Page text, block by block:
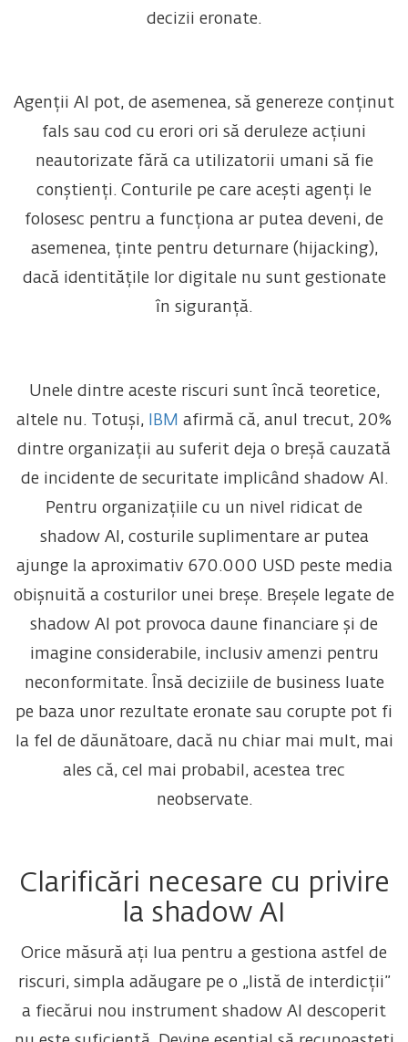
decizii eronate.
Agenții AI pot, de asemenea, să genereze conținut
fals sau cod cu erori ori să deruleze acțiuni
neautorizate fără ca utilizatorii umani să fie
conștienți. Conturile pe care acești agenți le
folosesc pentru a funcționa ar putea deveni, de
asemenea, ținte pentru deturnare (hijacking),
dacă identitățile lor digitale nu sunt gestionate
în siguranță.
Unele dintre aceste riscuri sunt încă teoretice,
altele nu. Totuși,
IBM afirmă că, anul trecut, 20%
dintre organizații au suferit deja o breșă cauzată
de incidente de securitate implicând shadow AI.
Pentru organizațiile cu un nivel ridicat de
shadow AI, costurile suplimentare ar putea
ajunge la aproximativ 670.000 USD peste media
obișnuită a costurilor unei breșe. Breșele legate de
shadow AI pot provoca daune financiare și de
imagine considerabile, inclusiv amenzi pentru
neconformitate. Însă deciziile de business luate
pe baza unor rezultate eronate sau corupte pot fi
la fel de dăunătoare, dacă nu chiar mai mult, mai
ales că, cel mai probabil, acestea trec
neobservate.
Clarificări necesare cu privire
la shadow AI
Orice măsură ați lua pentru a gestiona astfel de
riscuri, simpla adăugare pe o „listă de interdicții”
a fiecărui nou instrument shadow AI descoperit